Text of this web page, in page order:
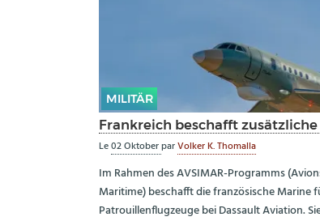
MILITÄR
Frankreich beschafft
Le02 OktoberparVolker K. Thomalla
Im Rahmen des AVSIMAR-Programms
Maritime) beschafft die französische Marine
Patrouillenflugzeuge bei Dassault Aviation.